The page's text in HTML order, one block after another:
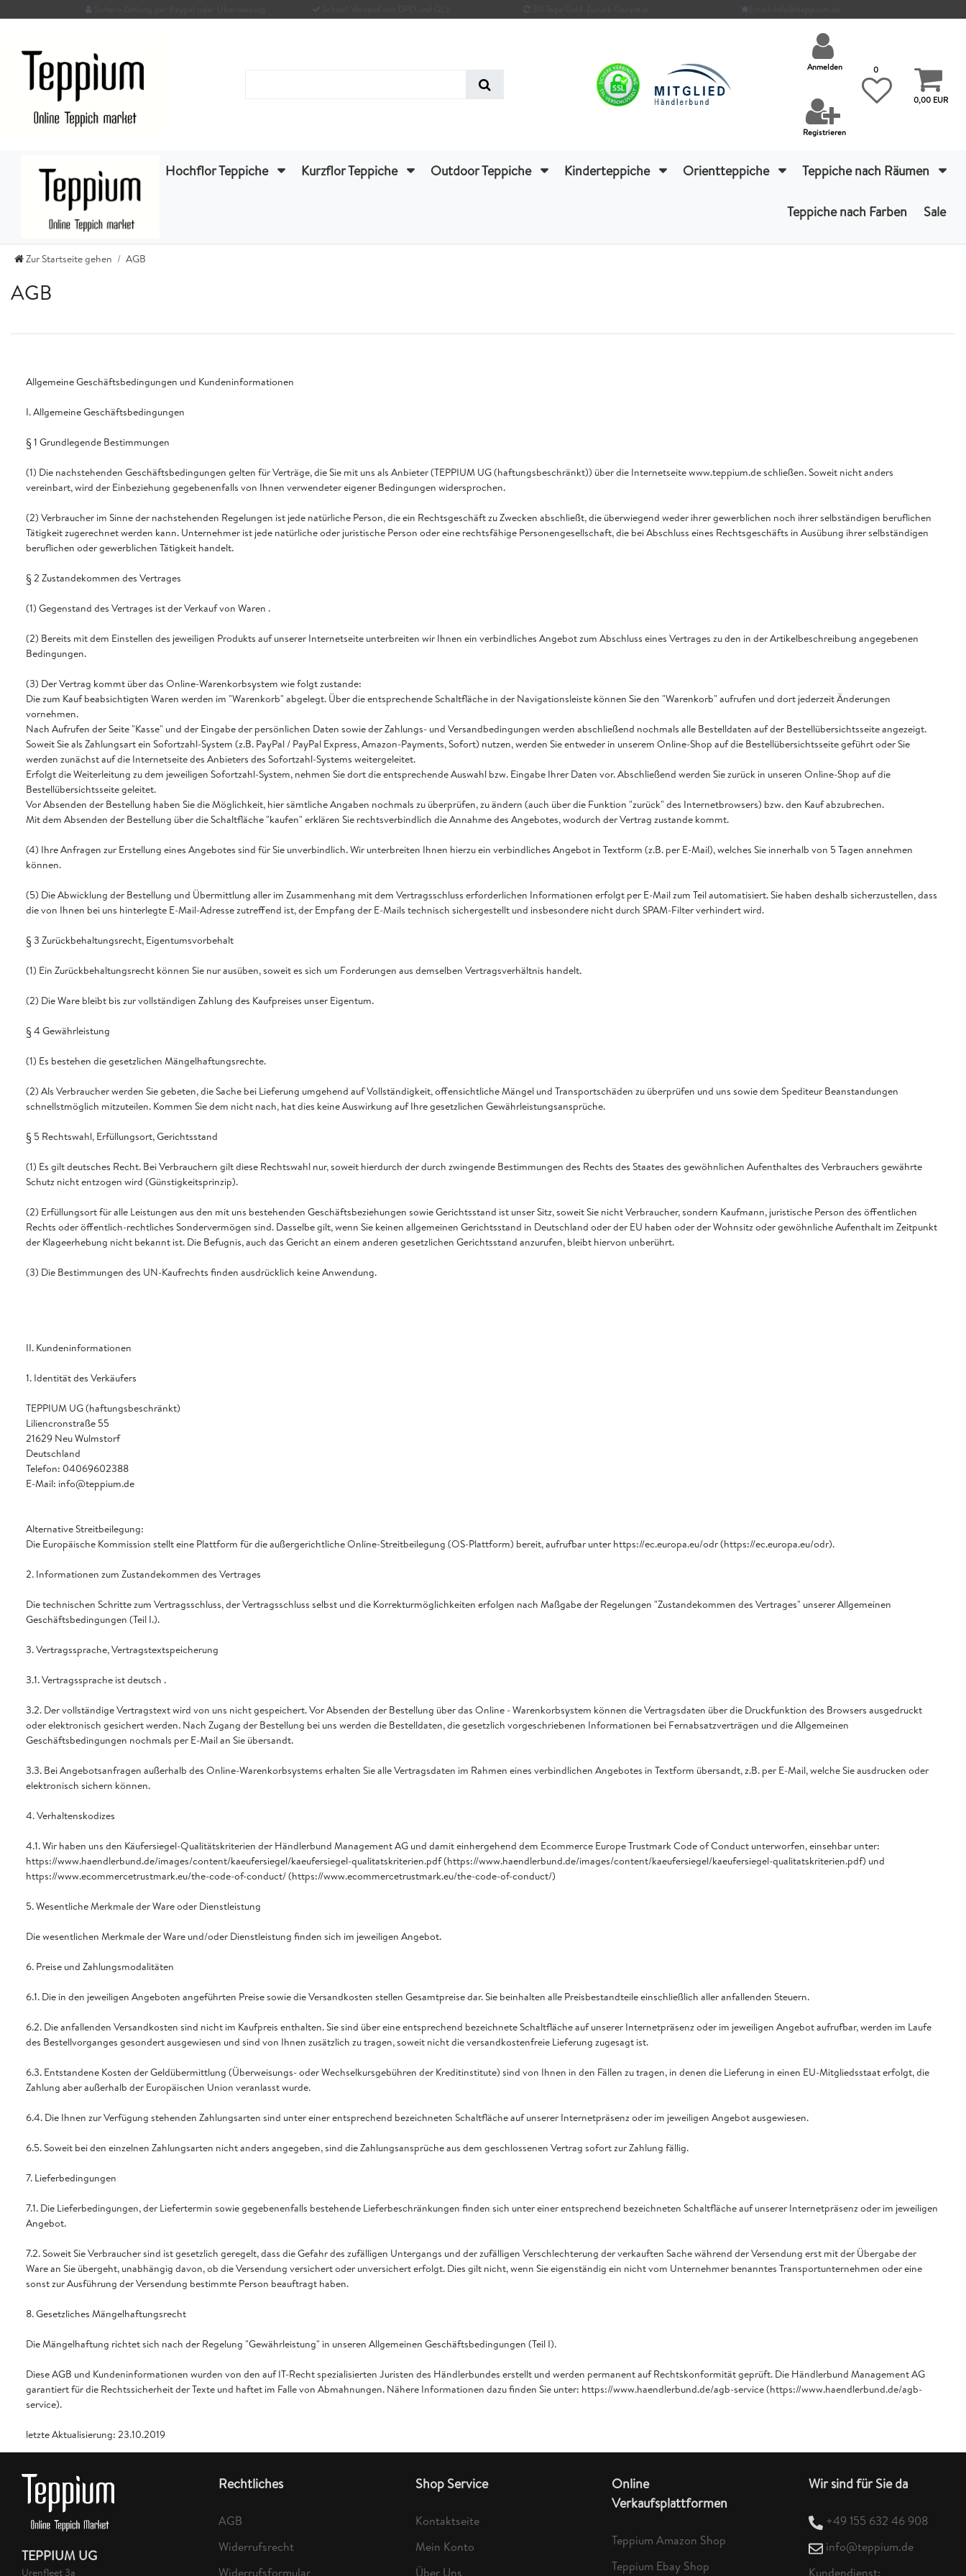
Sichere Zahlung per Paypal oder Überweisung Schnell Versand mit DPD und GLS 30 Tage Geld-Zurück-Garantie Email: info@teppium.de
Anmelden
Registrieren
0
0,00 EUR
Hochflor Teppiche Kurzflor Teppiche Outdoor Teppiche Kinderteppiche Orientteppiche Teppiche nach Räumen
Teppiche nach Farben Sale
Zur Startseite gehen AGB
AGB
Allgemeine Geschäftsbedingungen und Kundeninformationen
I. Allgemeine Geschäftsbedingungen
§ 1 Grundlegende Bestimmungen
(1) Die nachstehenden Geschäftsbedingungen gelten für Verträge, die Sie mit uns als Anbieter (TEPPIUM UG (haftungsbeschränkt)) über die Internetseite www.teppium.de schließen. Soweit nicht anders
vereinbart, wird der Einbeziehung gegebenenfalls von Ihnen verwendeter eigener Bedingungen widersprochen.
(2) Verbraucher im Sinne der nachstehenden Regelungen ist jede natürliche Person, die ein Rechtsgeschäft zu Zwecken abschließt, die überwiegend weder ihrer gewerblichen noch ihrer selbständigen beruflichen
Tätigkeit zugerechnet werden kann. Unternehmer ist jede natürliche oder juristische Person oder eine rechtsfähige Personengesellschaft, die bei Abschluss eines Rechtsgeschäfts in Ausübung ihrer selbständigen
beruflichen oder gewerblichen Tätigkeit handelt.
§ 2 Zustandekommen des Vertrages
(1) Gegenstand des Vertrages ist der Verkauf von Waren .
(2) Bereits mit dem Einstellen des jeweiligen Produkts auf unserer Internetseite unterbreiten wir Ihnen ein verbindliches Angebot zum Abschluss eines Vertrages zu den in der Artikelbeschreibung angegebenen
Bedingungen.
(3) Der Vertrag kommt über das Online-Warenkorbsystem wie folgt zustande:
Die zum Kauf beabsichtigten Waren werden im "Warenkorb" abgelegt. Über die entsprechende Schaltfläche in der Navigationsleiste können Sie den "Warenkorb" aufrufen und dort jederzeit Änderungen
vornehmen.
Nach Aufrufen der Seite "Kasse" und der Eingabe der persönlichen Daten sowie der Zahlungs- und Versandbedingungen werden abschließend nochmals alle Bestelldaten auf der Bestellübersichtsseite angezeigt.
Soweit Sie als Zahlungsart ein Sofortzahl-System (z.B. PayPal / PayPal Express, Amazon-Payments, Sofort) nutzen, werden Sie entweder in unserem Online-Shop auf die Bestellübersichtsseite geführt oder Sie
werden zunächst auf die Internetseite des Anbieters des Sofortzahl-Systems weitergeleitet.
Erfolgt die Weiterleitung zu dem jeweiligen Sofortzahl-System, nehmen Sie dort die entsprechende Auswahl bzw. Eingabe Ihrer Daten vor. Abschließend werden Sie zurück in unseren Online-Shop auf die
Bestellübersichtsseite geleitet.
Vor Absenden der Bestellung haben Sie die Möglichkeit, hier sämtliche Angaben nochmals zu überprüfen, zu ändern (auch über die Funktion "zurück" des Internetbrowsers) bzw. den Kauf abzubrechen.
Mit dem Absenden der Bestellung über die Schaltfläche "kaufen" erklären Sie rechtsverbindlich die Annahme des Angebotes, wodurch der Vertrag zustande kommt.
(4) Ihre Anfragen zur Erstellung eines Angebotes sind für Sie unverbindlich. Wir unterbreiten Ihnen hierzu ein verbindliches Angebot in Textform (z.B. per E-Mail), welches Sie innerhalb von 5 Tagen annehmen
können.
(5) Die Abwicklung der Bestellung und Übermittlung aller im Zusammenhang mit dem Vertragsschluss erforderlichen Informationen erfolgt per E-Mail zum Teil automatisiert. Sie haben deshalb sicherzustellen, dass
die von Ihnen bei uns hinterlegte E-Mail-Adresse zutreffend ist, der Empfang der E-Mails technisch sichergestellt und insbesondere nicht durch SPAM-Filter verhindert wird.
§ 3 Zurückbehaltungsrecht, Eigentumsvorbehalt
(1) Ein Zurückbehaltungsrecht können Sie nur ausüben, soweit es sich um Forderungen aus demselben Vertragsverhältnis handelt.
(2) Die Ware bleibt bis zur vollständigen Zahlung des Kaufpreises unser Eigentum.
§ 4 Gewährleistung
(1) Es bestehen die gesetzlichen Mängelhaftungsrechte.
(2) Als Verbraucher werden Sie gebeten, die Sache bei Lieferung umgehend auf Vollständigkeit, offensichtliche Mängel und Transportschäden zu überprüfen und uns sowie dem Spediteur Beanstandungen
schnellstmöglich mitzuteilen. Kommen Sie dem nicht nach, hat dies keine Auswirkung auf Ihre gesetzlichen Gewährleistungsansprüche.
§ 5 Rechtswahl, Erfüllungsort, Gerichtsstand
(1) Es gilt deutsches Recht. Bei Verbrauchern gilt diese Rechtswahl nur, soweit hierdurch der durch zwingende Bestimmungen des Rechts des Staates des gewöhnlichen Aufenthaltes des Verbrauchers gewährte
Schutz nicht entzogen wird (Günstigkeitsprinzip).
(2) Erfüllungsort für alle Leistungen aus den mit uns bestehenden Geschäftsbeziehungen sowie Gerichtsstand ist unser Sitz, soweit Sie nicht Verbraucher, sondern Kaufmann, juristische Person des öffentlichen
Rechts oder öffentlich-rechtliches Sondervermögen sind. Dasselbe gilt, wenn Sie keinen allgemeinen Gerichtsstand in Deutschland oder der EU haben oder der Wohnsitz oder gewöhnliche Aufenthalt im Zeitpunkt
der Klageerhebung nicht bekannt ist. Die Befugnis, auch das Gericht an einem anderen gesetzlichen Gerichtsstand anzurufen, bleibt hiervon unberührt.
(3) Die Bestimmungen des UN-Kaufrechts finden ausdrücklich keine Anwendung.
II. Kundeninformationen
1. Identität des Verkäufers
TEPPIUM UG (haftungsbeschränkt)
Liliencronstraße 55
21629 Neu Wulmstorf
Deutschland
Telefon: 04069602388
E-Mail: info@teppium.de
Alternative Streitbeilegung:
Die Europäische Kommission stellt eine Plattform für die außergerichtliche Online-Streitbeilegung (OS-Plattform) bereit, aufrufbar unter https://ec.europa.eu/odr (https://ec.europa.eu/odr).
2. Informationen zum Zustandekommen des Vertrages
Die technischen Schritte zum Vertragsschluss, der Vertragsschluss selbst und die Korrekturmöglichkeiten erfolgen nach Maßgabe der Regelungen "Zustandekommen des Vertrages" unserer Allgemeinen
Geschäftsbedingungen (Teil I.).
3. Vertragssprache, Vertragstextspeicherung
3.1. Vertragssprache ist deutsch .
3.2. Der vollständige Vertragstext wird von uns nicht gespeichert. Vor Absenden der Bestellung über das Online - Warenkorbsystem können die Vertragsdaten über die Druckfunktion des Browsers ausgedruckt
oder elektronisch gesichert werden. Nach Zugang der Bestellung bei uns werden die Bestelldaten, die gesetzlich vorgeschriebenen Informationen bei Fernabsatzverträgen und die Allgemeinen
Geschäftsbedingungen nochmals per E-Mail an Sie übersandt.
3.3. Bei Angebotsanfragen außerhalb des Online-Warenkorbsystems erhalten Sie alle Vertragsdaten im Rahmen eines verbindlichen Angebotes in Textform übersandt, z.B. per E-Mail, welche Sie ausdrucken oder
elektronisch sichern können.
4. Verhaltenskodizes
4.1. Wir haben uns den Käufersiegel-Qualitätskriterien der Händlerbund Management AG und damit einhergehend dem Ecommerce Europe Trustmark Code of Conduct unterworfen, einsehbar unter:
https://www.haendlerbund.de/images/content/kaeufersiegel/kaeufersiegel-qualitatskriterien.pdf (https://www.haendlerbund.de/images/content/kaeufersiegel/kaeufersiegel-qualitatskriterien.pdf) und
https://www.ecommercetrustmark.eu/the-code-of-conduct/ (https://www.ecommercetrustmark.eu/the-code-of-conduct/)
5. Wesentliche Merkmale der Ware oder Dienstleistung
Die wesentlichen Merkmale der Ware und/oder Dienstleistung finden sich im jeweiligen Angebot.
6. Preise und Zahlungsmodalitäten
6.1. Die in den jeweiligen Angeboten angeführten Preise sowie die Versandkosten stellen Gesamtpreise dar. Sie beinhalten alle Preisbestandteile einschließlich aller anfallenden Steuern.
6.2. Die anfallenden Versandkosten sind nicht im Kaufpreis enthalten. Sie sind über eine entsprechend bezeichnete Schaltfläche auf unserer Internetpräsenz oder im jeweiligen Angebot aufrufbar, werden im Laufe
des Bestellvorganges gesondert ausgewiesen und sind von Ihnen zusätzlich zu tragen, soweit nicht die versandkostenfreie Lieferung zugesagt ist.
6.3. Entstandene Kosten der Geldübermittlung (Überweisungs- oder Wechselkursgebühren der Kreditinstitute) sind von Ihnen in den Fällen zu tragen, in denen die Lieferung in einen EU-Mitgliedsstaat erfolgt, die
Zahlung aber außerhalb der Europäischen Union veranlasst wurde.
6.4. Die Ihnen zur Verfügung stehenden Zahlungsarten sind unter einer entsprechend bezeichneten Schaltfläche auf unserer Internetpräsenz oder im jeweiligen Angebot ausgewiesen.
6.5. Soweit bei den einzelnen Zahlungsarten nicht anders angegeben, sind die Zahlungsansprüche aus dem geschlossenen Vertrag sofort zur Zahlung fällig.
7. Lieferbedingungen
7.1. Die Lieferbedingungen, der Liefertermin sowie gegebenenfalls bestehende Lieferbeschränkungen finden sich unter einer entsprechend bezeichneten Schaltfläche auf unserer Internetpräsenz oder im jeweiligen
Angebot.
7.2. Soweit Sie Verbraucher sind ist gesetzlich geregelt, dass die Gefahr des zufälligen Untergangs und der zufälligen Verschlechterung der verkauften Sache während der Versendung erst mit der Übergabe der
Ware an Sie übergeht, unabhängig davon, ob die Versendung versichert oder unversichert erfolgt. Dies gilt nicht, wenn Sie eigenständig ein nicht vom Unternehmer benanntes Transportunternehmen oder eine
sonst zur Ausführung der Versendung bestimmte Person beauftragt haben.
8. Gesetzliches Mängelhaftungsrecht
Die Mängelhaftung richtet sich nach der Regelung "Gewährleistung" in unseren Allgemeinen Geschäftsbedingungen (Teil I).
Diese AGB und Kundeninformationen wurden von den auf IT-Recht spezialisierten Juristen des Händlerbundes erstellt und werden permanent auf Rechtskonformität geprüft. Die Händlerbund Management AG
garantiert für die Rechtssicherheit der Texte und haftet im Falle von Abmahnungen. Nähere Informationen dazu finden Sie unter: https://www.haendlerbund.de/agb-service (https://www.haendlerbund.de/agb-
service).
letzte Aktualisierung: 23.10.2019
TEPPIUM UG
Urenfleet 3a
Rechtliches
AGB
Widerrufsrecht
Widerrufsformular
Shop Service
Kontaktseite
Mein Konto
Über Uns
Online
Verkaufsplattformen
Teppium Amazon Shop
Teppium Ebay Shop
Wir sind für Sie da
+49 155 632 46 908
info@teppium.de
Kundendienst: